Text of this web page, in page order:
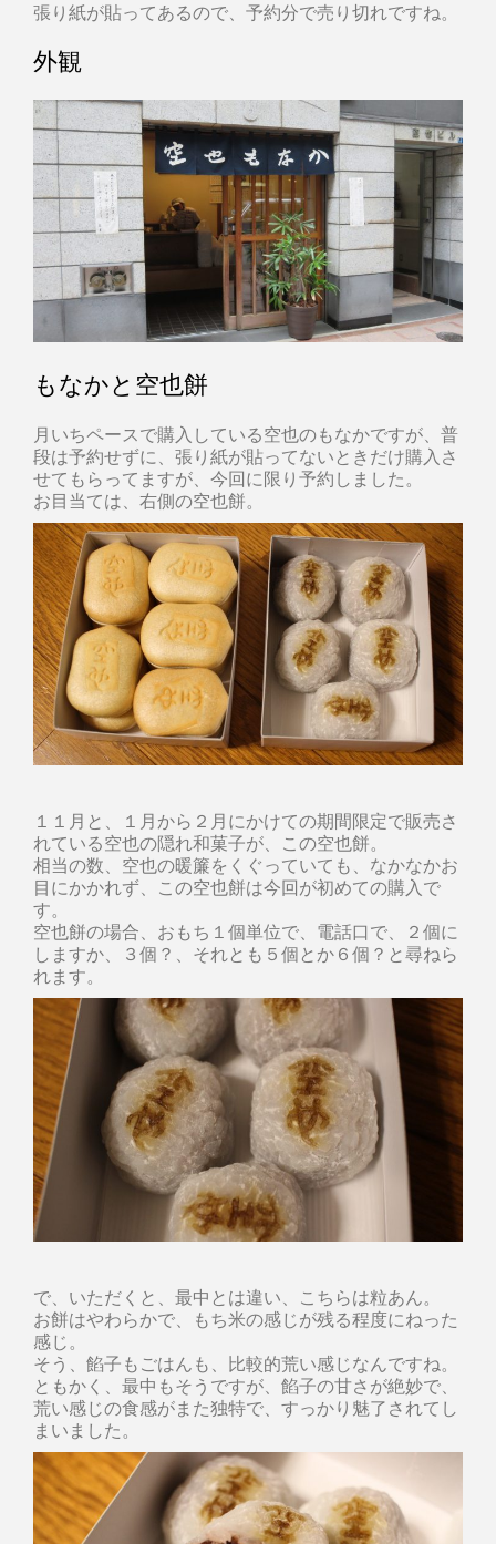
張り紙が貼ってあるので、予約分で売り切れですね。
外観
もなかと空也餅
月いちペースで購入している空也のもなかですが、普
段は予約せずに、張り紙が貼ってないときだけ購入さ
せてもらってますが、今回に限り予約しました。
お目当ては、右側の空也餅。
１１月と、１月から２月にかけての期間限定で販売さ
れている空也の隠れ和菓子が、この空也餅。
相当の数、空也の暖簾をくぐっていても、なかなかお
目にかかれず、この空也餅は今回が初めての購入で
す。
空也餅の場合、おもち１個単位で、電話口で、２個に
しますか、３個？、それとも５個とか６個？と尋ねら
れます。
で、いただくと、最中とは違い、こちらは粒あん。
お餅はやわらかで、もち米の感じが残る程度にねった
感じ。
そう、餡子もごはんも、比較的荒い感じなんですね。
ともかく、最中もそうですが、餡子の甘さが絶妙で、
荒い感じの食感がまた独特で、すっかり魅了されてし
まいました。